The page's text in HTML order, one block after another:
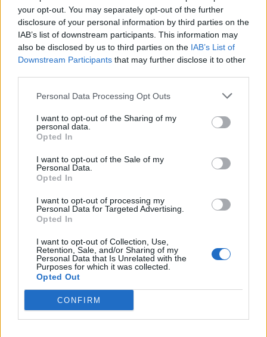
your opt-out. You may separately opt-out of the further
disclosure of your personal information by third parties on the
IAB’s list of downstream participants. This information may
also be disclosed by us to third parties on the IAB’s List of
Downstream Participants that may further disclose it to other
Personal Data Processing Opt Outs
I want to opt-out of the Sharing of my
personal data.
Opted In
I want to opt-out of the Sale of my
Personal Data.
Opted In
I want to opt-out of processing my
Personal Data for Targeted Advertising.
Opted In
I want to opt-out of Collection, Use,
Retention, Sale, and/or Sharing of my
Personal Data that Is Unrelated with the
Purposes for which it was collected.
Opted Out
CONFIRM
Capacita Jovem de Poiares aproxima
jovens ao mundo do trabalho
Colheita de sangue regressa ao
Hospital Sousa Martins durante o mês
de agosto
DESTAQUES